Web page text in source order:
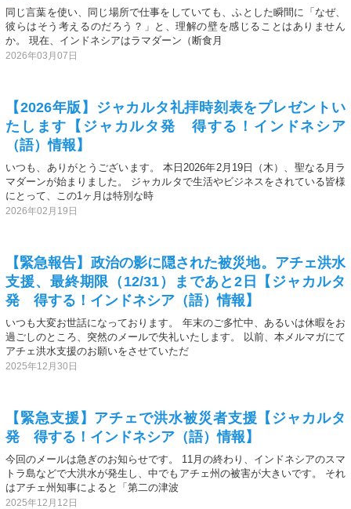
同じ言葉を使い、同じ場所で仕事をしていても、ふとした瞬間に「なぜ、
彼らはそう考えるのだろう？」と、理解の壁を感じることはありません
か。 現在、インドネシアはラマダーン（断食月
2026年03月07日
【2026年版】ジャカルタ礼拝時刻表をプレゼントい
たします【ジャカルタ発 得する！インドネシア
（語）情報】
いつも、ありがとうございます。 本日2026年2月19日（木）、聖なる月ラ
マダーンが始まりました。 ジャカルタで生活やビジネスをされている皆様
にとって、この1ヶ月は特別な時
2026年02月19日
【緊急報告】政治の影に隠された被災地。アチェ洪水
支援、最終期限（12/31）まであと2日【ジャカルタ
発 得する！インドネシア（語）情報】
いつも大変お世話になっております。 年末のご多忙中、あるいは休暇をお
過ごしのところ、突然のメールで失礼いたします。 以前、本メルマガにて
アチェ洪水支援のお願いをさせていただ
2025年12月30日
【緊急支援】アチェで洪水被災者支援【ジャカルタ
発 得する！インドネシア（語）情報】
今回のメールは急ぎのお知らせです。 11月の終わり、インドネシアのスマ
トラ島などで大洪水が発生し、中でもアチェ州の被害が大きいです。 それ
はアチェ州知事によると「第二の津波
2025年12月12日